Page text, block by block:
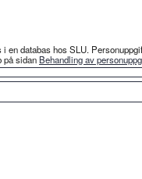
en databas hos SLU.
på sidan Behandling av